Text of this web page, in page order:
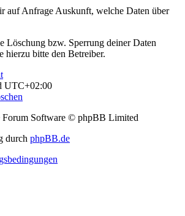
auf Anfrage Auskunft, welche Daten über
Löschung bzw. Sperrung deiner Daten
hierzu bitte den Betreiber.
UTC+02:00
Software © phpBB Limited
durch phpBB.de